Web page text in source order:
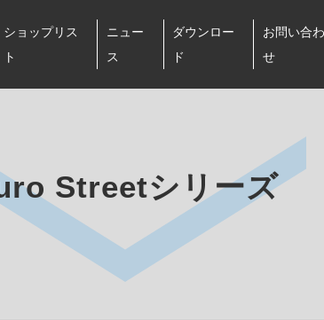
ショップリス
ト
ニュー
ス
ダウンロー
ド
お問い合わ
せ
Streetシリーズ